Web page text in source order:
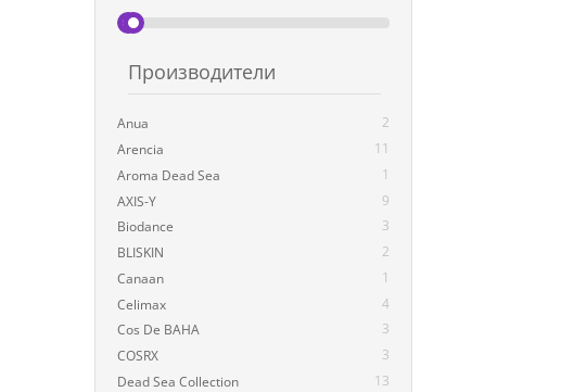
Производители
Anua
2
Arencia
11
Aroma Dead Sea
1
AXIS-Y
9
Biodance
3
BLISKIN
2
Canaan
1
Celimax
4
Cos De BAHA
3
COSRX
3
Dead Sea Collection
13